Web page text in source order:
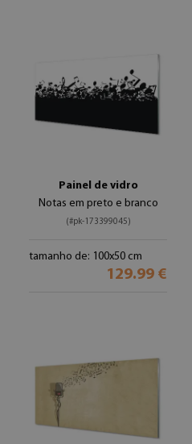
Painel de vidro
Notas em preto e branco
(#pk-173399045)
tamanho de: 100x50 cm
129.99 €